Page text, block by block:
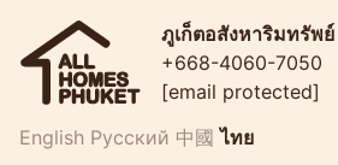
ภูเก็ตอสังหาริมทรัพย์
+668-4060-7050
[email protected]
English Русский 中國 ไทย